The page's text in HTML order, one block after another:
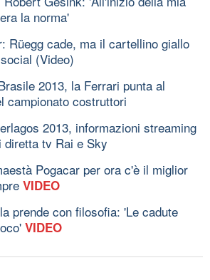
la norma'
Rüegg cade, ma il cartellino giallo
(Video)
2013, la Ferrari punta al
campionato costruttori
2013, informazioni streaming
tv Rai e Sky
Pogacar per ora c'è il miglior
VIDEO
prende con filosofia: 'Le cadute
VIDEO